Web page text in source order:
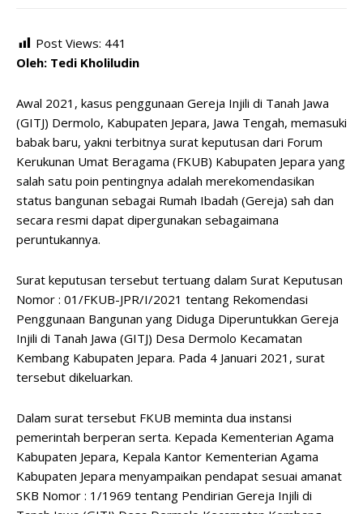
Post Views: 441
Oleh: Tedi Kholiludin
Awal 2021, kasus penggunaan Gereja Injili di Tanah Jawa
(GITJ) Dermolo, Kabupaten Jepara, Jawa Tengah, memasuki
babak baru, yakni terbitnya surat keputusan dari Forum
Kerukunan Umat Beragama (FKUB) Kabupaten Jepara yang
salah satu poin pentingnya adalah merekomendasikan
status bangunan sebagai Rumah Ibadah (Gereja) sah dan
secara resmi dapat dipergunakan sebagaimana
peruntukannya.
Surat keputusan tersebut tertuang dalam Surat Keputusan
Nomor : 01/FKUB-JPR/I/2021 tentang Rekomendasi
Penggunaan Bangunan yang Diduga Diperuntukkan Gereja
Injili di Tanah Jawa (GITJ) Desa Dermolo Kecamatan
Kembang Kabupaten Jepara. Pada 4 Januari 2021, surat
tersebut dikeluarkan.
Dalam surat tersebut FKUB meminta dua instansi
pemerintah berperan serta. Kepada Kementerian Agama
Kabupaten Jepara, Kepala Kantor Kementerian Agama
Kabupaten Jepara menyampaikan pendapat sesuai amanat
SKB Nomor : 1/1969 tentang Pendirian Gereja Injili di